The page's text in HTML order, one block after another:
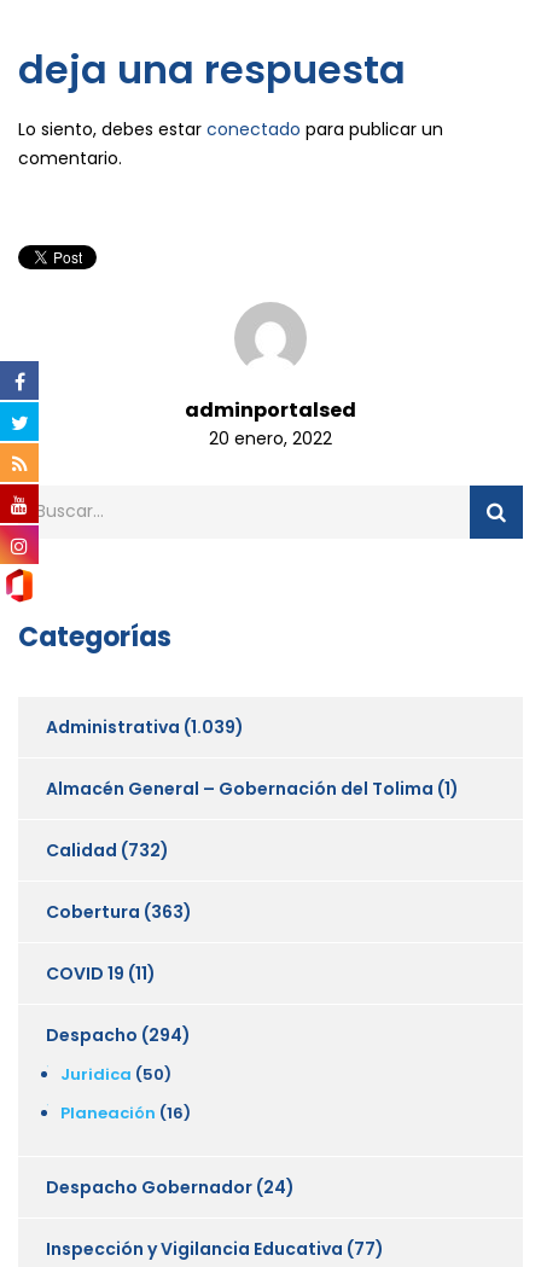
deja una respuesta
Lo siento, debes estar conectado para publicar un
comentario.
adminportalsed
20 enero, 2022
Categorías
Administrativa (1.039)
Almacén General – Gobernación del Tolima (1)
Calidad (732)
Cobertura (363)
COVID 19 (11)
Despacho (294)
Juridica (50)
Planeación (16)
Despacho Gobernador (24)
Inspección y Vigilancia Educativa (77)